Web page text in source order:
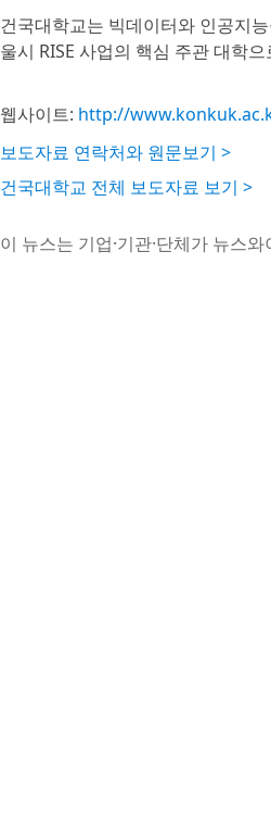
건국대학교는 빅데이터와 인공지
울시 RISE 사업의 핵심 주관 대학
웹사이트: http://
보도자료 연락처와 원문보기 >
건국대학교 전체 보도자료 보기 >
이 뉴스는 기업·기관·단체가 뉴스